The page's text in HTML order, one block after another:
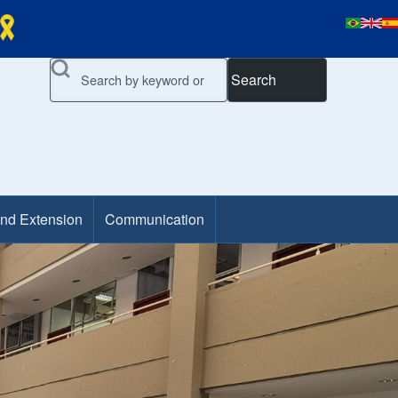
Search
Extension Communication